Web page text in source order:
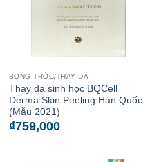
BONG TRÓC/THAY DA
Thay da sinh học BQCell
Derma Skin Peeling Hàn Quốc
(Mẫu 2021)
₫759,000